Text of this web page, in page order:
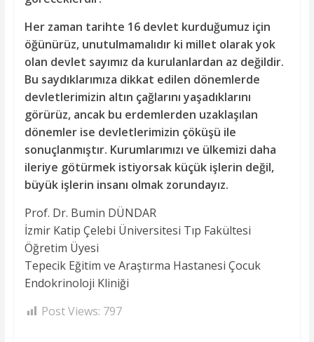
Her zaman tarihte 16 devlet kurduğumuz için
öğünürüz, unutulmamalıdır ki millet olarak yok
olan devlet sayımız da kurulanlardan az değildir.
Bu saydıklarımıza dikkat edilen dönemlerde
devletlerimizin altın çağlarını yaşadıklarını
görürüz, ancak bu erdemlerden uzaklaşılan
dönemler ise devletlerimizin çöküşü ile
sonuçlanmıştır. Kurumlarımızı ve ülkemizi daha
ileriye götürmek istiyorsak küçük işlerin değil,
büyük işlerin insanı olmak zorundayız.
Prof. Dr. Bumin DÜNDAR
İzmir Katip Çelebi Üniversitesi Tıp Fakültesi
Öğretim Üyesi
Tepecik Eğitim ve Araştırma Hastanesi Çocuk
Endokrinoloji Kliniği
Post Views: 797